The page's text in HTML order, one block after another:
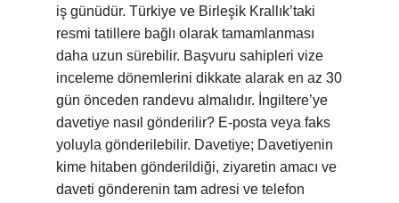
iş günüdür. Türkiye ve Birleşik Krallık’taki
resmi tatillere bağlı olarak tamamlanması
daha uzun sürebilir. Başvuru sahipleri vize
inceleme dönemlerini dikkate alarak en az 30
gün önceden randevu almalıdır. İngiltere’ye
davetiye nasıl gönderilir? E-posta veya faks
yoluyla gönderilebilir. Davetiye; Davetiyenin
kime hitaben gönderildiği, ziyaretin amacı ve
daveti gönderenin tam adresi ve telefon